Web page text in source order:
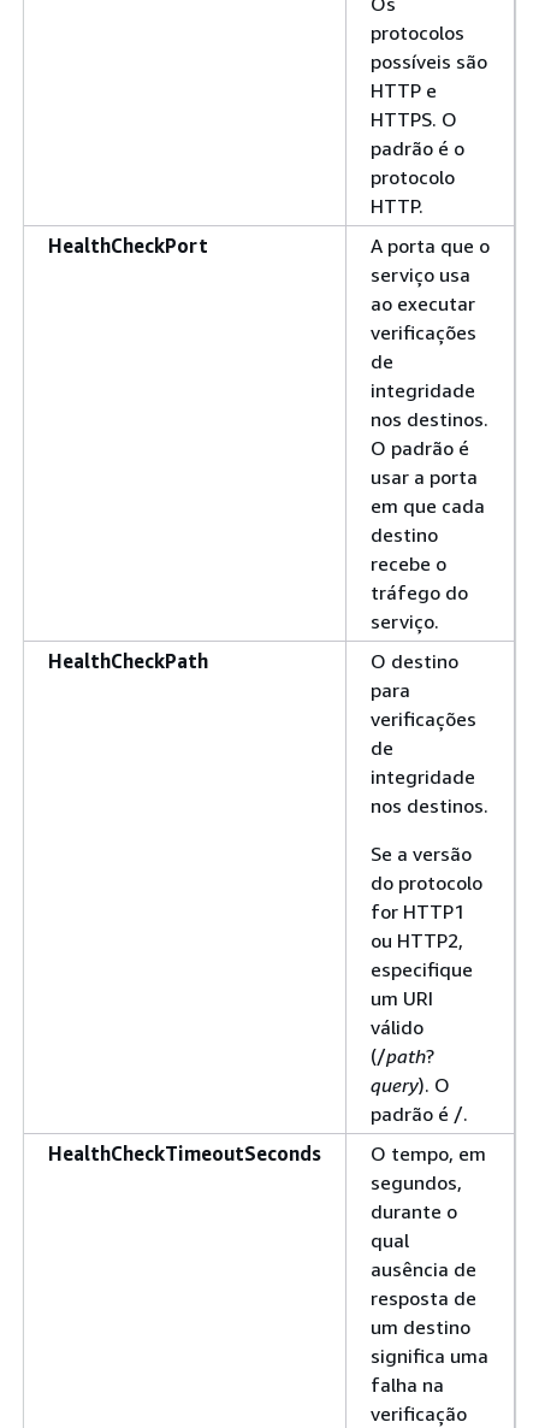
protocolos
possíveis são
HTTP e
HTTPS. O
padrão é o
protocolo
HTTP.
HealthCheckPort
A porta que o
serviço usa
ao executar
verificações
de
integridade
nos destinos.
O padrão é
usar a porta
em que cada
destino
recebe o
tráfego do
serviço.
HealthCheckPath
O destino
para
verificações
de
integridade
nos destinos.
Se a versão
do protocolo
for HTTP1
ou HTTP2,
especifique
um URI
válido
(/path?
query). O
padrão é /.
HealthCheckTimeoutSeconds
O tempo, em
segundos,
durante o
qual
ausência de
resposta de
um destino
significa uma
falha na
verificação